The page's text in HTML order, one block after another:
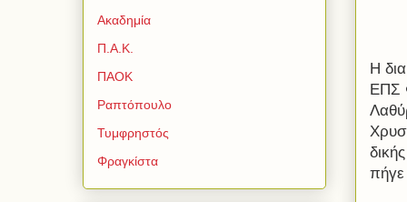
Η
ΕΠΣ
Ακαδημία
Π.Α.Κ.
ΠΑΟΚ
Ραπτόπουλο
Τυμφρηστός
Φραγκίστα